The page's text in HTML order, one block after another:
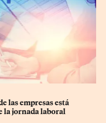
las empresas está
la jornada laboral